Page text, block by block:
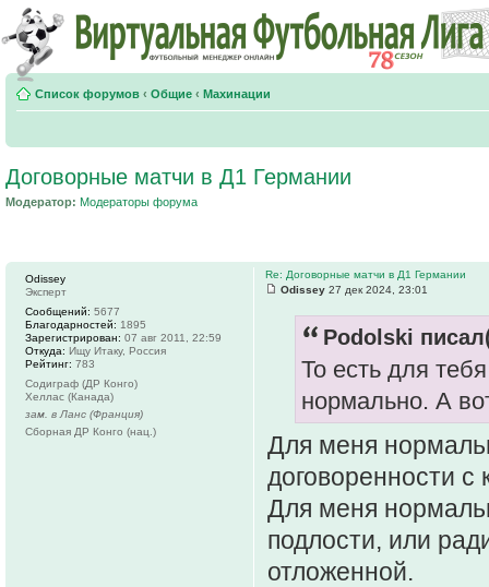
Список форумов ‹ Общие ‹ Махинации
Договорные матчи в Д1 Германии
Модератор: Модераторы форума
Re: Договорные матчи в Д1 Германии
Odissey 27 дек 2024, 23:01
Podolski
То есть для
нормально. А
Для меня
договоренности
Для меня
подлости, или
отложенной.
Odissey
Эксперт
Сообщений: 5677
Благодарностей: 1895
Зарегистрирован: 07 авг 2011, 22:59
Откуда: Ищу Итаку, Россия
Рейтинг: 783
Содиграф (ДР Конго)
Хеллас (Канада)
зам. в Ланс (Франция)
Сборная ДР Конго (нац.)